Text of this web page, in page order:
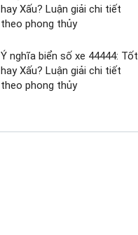
hay Xấu? Luận giải chi tiết
theo phong thủy
Ý nghĩa biển số xe 44444: Tốt
hay Xấu? Luận giải chi tiết
theo phong thủy